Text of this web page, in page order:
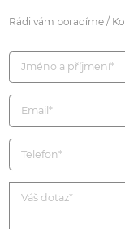
Rádi vám poradíme /